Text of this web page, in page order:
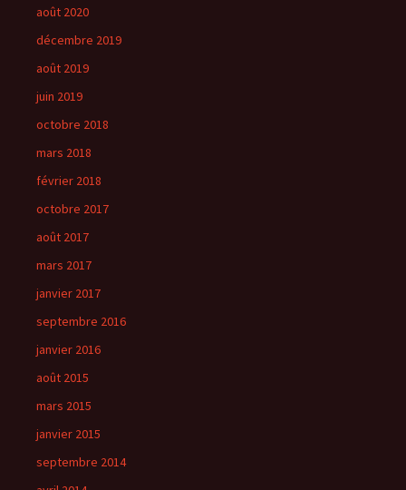
août 2020
décembre 2019
août 2019
juin 2019
octobre 2018
mars 2018
février 2018
octobre 2017
août 2017
mars 2017
janvier 2017
septembre 2016
janvier 2016
août 2015
mars 2015
janvier 2015
septembre 2014